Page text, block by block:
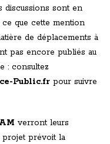
discussions sont en
que cette mention
de déplacements à
pas encore publiés au
: consultez
Public.fr pour suivre
verront leurs
prévoit la